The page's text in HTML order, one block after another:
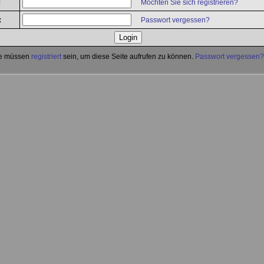
Möchten Sie sich registrieren?
Passwort vergessen?
müssen registriert sein, um diese Seite aufrufen zu können. Passwort vergessen?